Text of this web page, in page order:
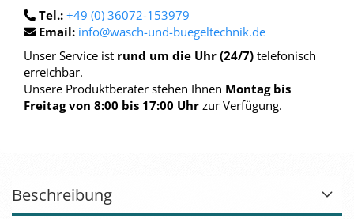
Tel.: +49 (0) 36072-153979
Email: info@wasch-und-buegeltechnik.de
Unser Service ist rund um die Uhr (24/7) telefonisch
erreichbar.
Unsere Produktberater stehen Ihnen Montag bis
Freitag von 8:00 bis 17:00 Uhr zur Verfügung.
Beschreibung